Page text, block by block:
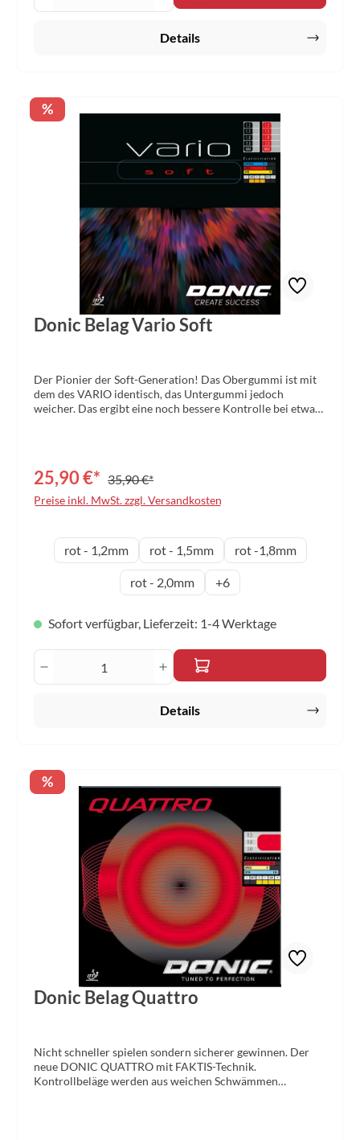
Details
Rabatt
%
Donic Belag Vario Soft
Der Pionier der Soft-Generation! Das Obergummi ist mit
dem des VARIO identisch, das Untergummi jedoch
weicher. Das ergibt eine noch bessere Kontrolle bei etwas
25,90 €* 35,90 €*
Preise inkl. MwSt. zzgl. Versandkosten
Schwammdickeauswählen
rot - 1,2mm rot - 1,5mm rot -1,8mm
rot - 2,0mm +6
Sofort verfügbar, Lieferzeit: 1-4 Werktage
Produkt Anzahl: Gib den gewünschten
Details
Rabatt
%
Donic Belag Quattro
Nicht schneller spielen sondern sicherer gewinnen. Der
neue DONIC QUATTRO mit FAKTIS-Technik.
Kontrollbeläge werden aus weichen Schwämmen